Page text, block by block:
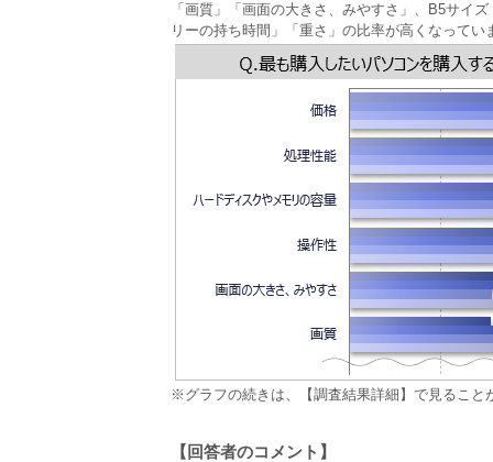
「画質」「画面の大きさ、みやすさ」、B5サイ
リーの持ち時間」「重さ」の比率が高くなってい
※グラフの続きは、【調査結果詳細】で見ること
【回答者のコメント】